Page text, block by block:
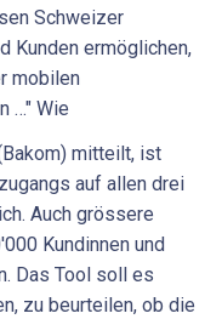
Schweizer
Kunden ermöglichen,
mobilen
…" Wie
mitteilt, ist
auf allen drei
Auch grössere
Kundinnen und
Das Tool soll es
zu beurteilen, ob die